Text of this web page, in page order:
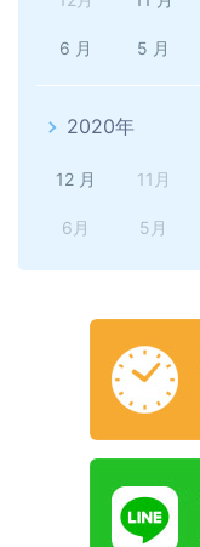
6 月 5 月
2020年
12 月 11月
6月 5月